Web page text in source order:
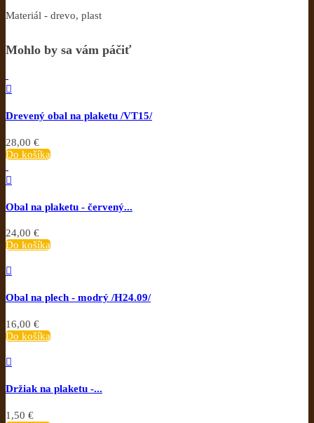
Materiál - drevo, plast
Mohlo by sa vám páčiť

Drevený obal na plaketu /VT15/
28,00 €
Do košíka

Obal na plaketu - červený...
24,00 €
Do košíka

Obal na plech - modrý /H24.09/
16,00 €
Do košíka

Držiak na plaketu -...
1,50 €